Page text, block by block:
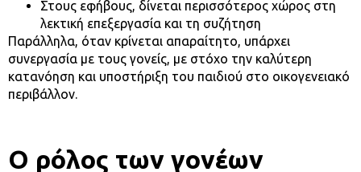
Στους εφήβους, δίνεται περισσότερος χώρος στη
λεκτική επεξεργασία και τη συζήτηση
Παράλληλα, όταν κρίνεται απαραίτητο, υπάρχει
συνεργασία με τους γονείς, με στόχο την καλύτερη
κατανόηση και υποστήριξη του παιδιού στο οικογενειακό
περιβάλλον.
Ο ρόλος των γονέων